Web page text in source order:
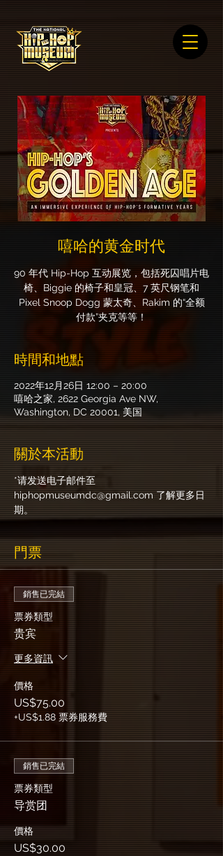
嘻哈的黄金时代
90 年代 Hip-Hop 互动展览，包括死囚唱片电
椅、Biggie 的椅子和皇冠、7 英尺钢笔和
Pixel Snoop Dogg 蒙太奇、Rakim 的“全额
付款”夹克等等！
時間和地點
2022年12月26日 12:00 – 20:00
嘻哈之家, 2622 Georgia Ave NW,
Washington, DC 20001, 美国
關於本活動
*请发送电子邮件至
hiphopmuseumdc@gmail.com 了解更多日
期。
門票
銷售已完結
票券類型
贵宾
更多資訊
價格
US$75.00
+US$1.88 票券服務費
銷售已完結
票券類型
导赏团
價格
US$30.00